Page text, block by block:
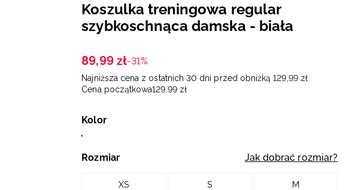
Koszulka treningowa regular
szybkoschnąca damska - biała
89,99 zł-31%
Najniższa cena z ostatnich 30 dni przed obniżką 129 99 zł
Cena początkowa129 99 zł
Kolor
Rozmiar Jak dobrać rozmiar?
XS S M